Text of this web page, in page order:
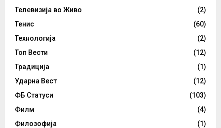
Телевизија во Живо
(2)
Тенис
(60)
Технологија
(2)
Топ Вести
(12)
Традиција
(1)
Ударна Вест
(12)
ФБ Статуси
(103)
Филм
(4)
Филозофија
(1)